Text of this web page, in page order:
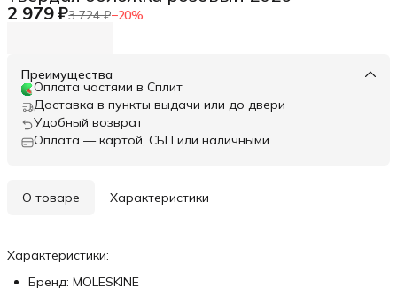
2 979 ₽3 724 ₽−20%
Преимущества
Оплата частями в Сплит
Доставка в пункты выдачи или до двери
Удобный возврат
Оплата — картой, СБП или наличными
О товаре Характеристики
Характеристики:
Бренд: MOLESKINE